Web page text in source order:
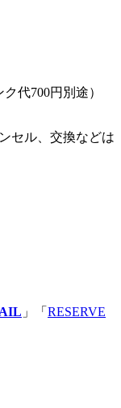
代700円別途）
セル、 交換などは
」「 RESERVE